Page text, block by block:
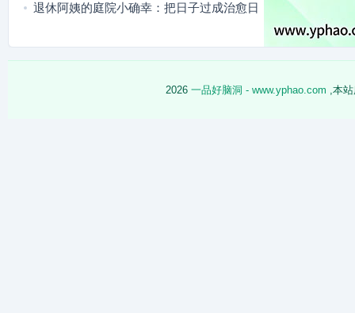
退休阿姨的庭院小确幸：把日子过成治愈日
2026 一品好脑洞 - www.yphao.com ,本